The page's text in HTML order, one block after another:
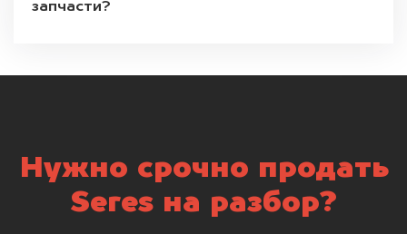
запчасти?
Нужно срочно продать
Seres на разбор?